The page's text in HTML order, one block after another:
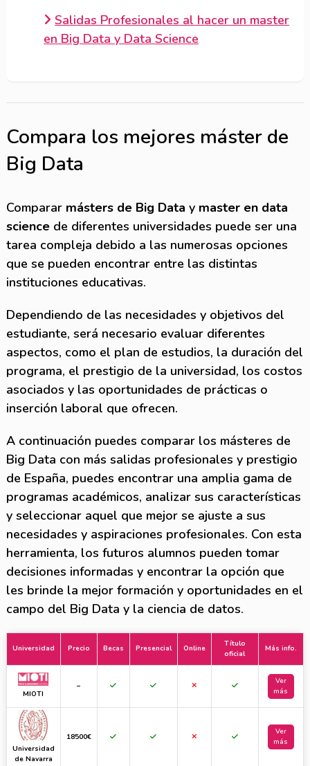
Salidas Profesionales al hacer un master
en Big Data y Data Science
Compara los mejores máster de
Big Data
Comparar másters de Big Data y master en data
sciencede diferentes universidades puede ser una
tarea compleja debido a las numerosas opciones
que se pueden encontrar entre las distintas
instituciones educativas.
Dependiendo de las necesidades y objetivos del
estudiante, será necesario evaluar diferentes
aspectos, como el plan de estudios, la duración del
programa, el prestigio de la universidad, los costos
asociados y las oportunidades de prácticas o
inserción laboral que ofrecen.
A continuación puedes comparar los másteres de
Big Data con más salidas profesionales y prestigio
de España, puedes encontrar una amplia gama de
programas académicos, analizar sus características
y seleccionar aquel que mejor se ajuste a sus
necesidades y aspiraciones profesionales. Con esta
herramienta, los futuros alumnos pueden tomar
decisiones informadas y encontrar la opción que
les brinde la mejor formación y oportunidades en el
campo del Big Data y la ciencia de datos.
Universidad Precio Becas Presencial Online
Título
oficial
Más info.
MIOTI
–
Ver
más
Universidad
de Navarra
18500€
Ver
más